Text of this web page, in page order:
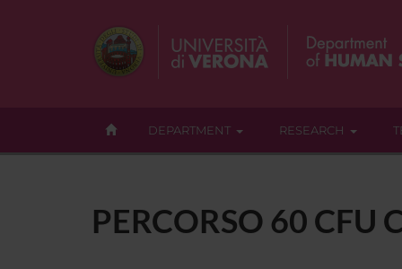
DEPARTMENT RESEARCH
PERCORSO 60 CFU